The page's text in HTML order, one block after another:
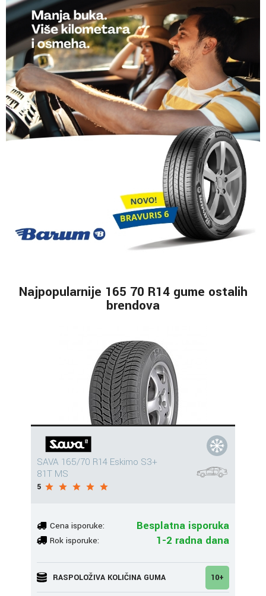
Najpopularnije 165 70 R14 gume ostalih
brendova
SAVA 165/70 R14 Eskimo S3+
81T MS
5
Cena isporuke: Besplatna isporuka
Rok isporuke: 1-2 radna dana
RASPOLOŽIVA KOLIČINA GUMA 10+